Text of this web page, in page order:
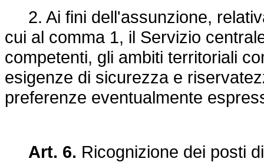
2. Ai fini dell'assunzione,
cui al comma 1, il Servizio
competenti, gli ambiti territoriali
esigenze di sicurezza e
preferenze eventualmente
Art. 6. Ricognizione dei posti